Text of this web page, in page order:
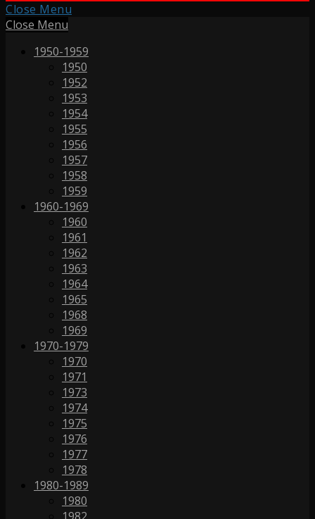
Close Menu
Close Menu
1950-1959
1950
1952
1953
1954
1955
1956
1957
1958
1959
1960-1969
1960
1961
1962
1963
1964
1965
1968
1969
1970-1979
1970
1971
1973
1974
1975
1976
1977
1978
1980-1989
1980